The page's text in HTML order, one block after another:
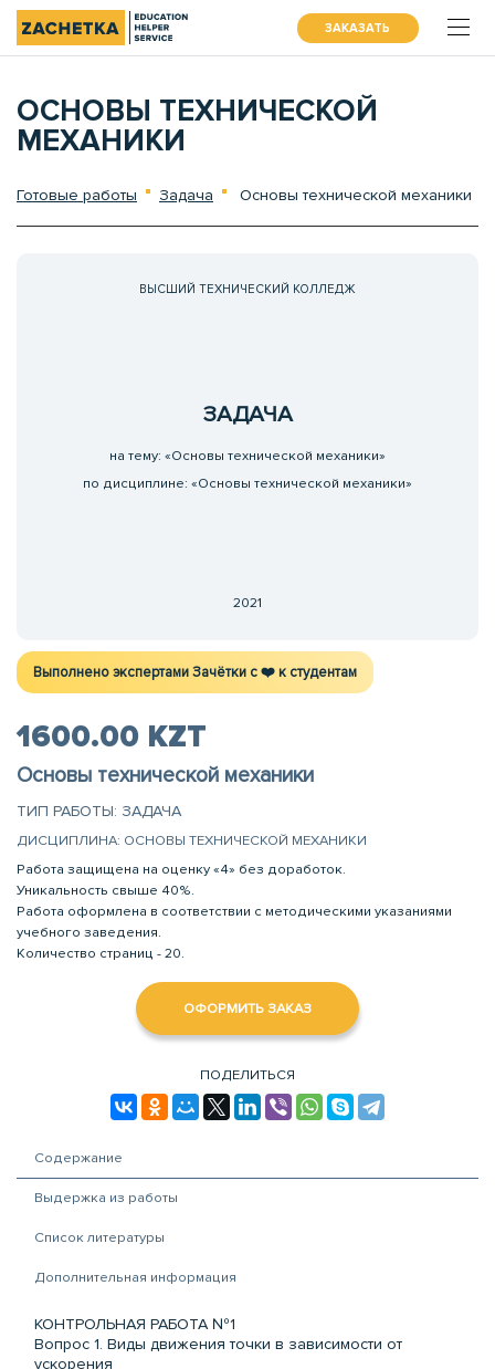
ЗАКАЗАТЬ
ОСНОВЫ ТЕХНИЧЕСКОЙ
МЕХАНИКИ
Готовые работы Задача Основы технической механики
ВЫСШИЙ ТЕХНИЧЕСКИЙ КОЛЛЕДЖ
ЗАДАЧА
на тему: «Основы технической механики»
по дисциплине: «Основы технической механики»
2021
Выполнено экспертами Зачётки c ❤️ к студентам
1600.00 KZT
Основы технической механики
ТИП РАБОТЫ: ЗАДАЧА
ДИСЦИПЛИНА: ОСНОВЫ ТЕХНИЧЕСКОЙ МЕХАНИКИ
Работа защищена на оценку «4» без доработок.
Уникальность свыше 40%.
Работа оформлена в соответствии с методическими указаниями
учебного заведения.
Количество страниц - 20.
ОФОРМИТЬ ЗАКАЗ
ПОДЕЛИТЬСЯ
Содержание
Выдержка из работы
Список литературы
Дополнительная информация
КОНТРОЛЬНАЯ РАБОТА №1
Вопрос 1. Виды движения точки в зависимости от
ускорения